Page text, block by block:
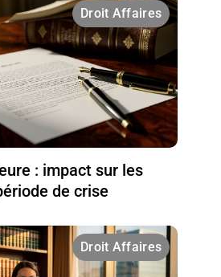
Droit Affaires
: impact sur les
de crise
Droit Affaires